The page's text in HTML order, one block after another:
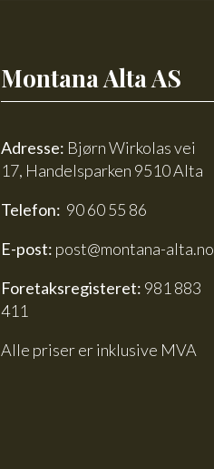
Montana Alta AS
Adresse: Bjørn Wirkolas vei
17, Handelsparken 9510 Alta
Telefon: 90 60 55 86
E-post: post@montana-alta.no
Foretaksregisteret: 981 883
411
Alle priser er inklusive MVA